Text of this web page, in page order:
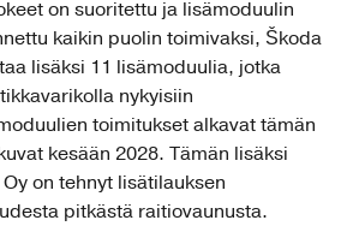
on suoritettu ja lisämoduulin
kaikin puolin toimivaksi, Škoda
lisäksi 11 lisämoduulia, jotka
nykyisiin
toimitukset alkavat tämän
kesään 2028. Tämän lisäksi
on tehnyt lisätilauksen
pitkästä raitiovaunusta.